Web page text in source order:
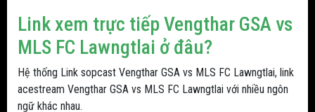
Link xem trực tiếp Vengthar GSA vs
MLS FC Lawngtlai ở đâu?
Hệ thống Link sopcast Vengthar GSA vs MLS FC Lawngtlai, link
acestream Vengthar GSA vs MLS FC Lawngtlai với nhiều ngôn
ngữ khác nhau.